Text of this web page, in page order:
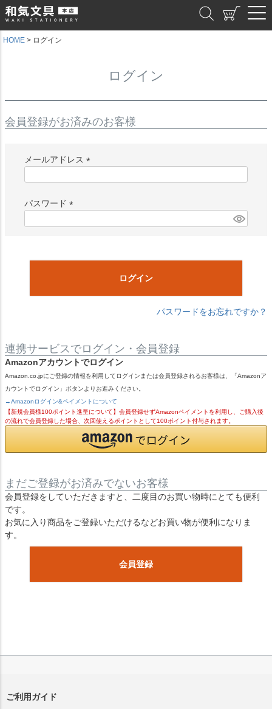
HOME ログイン
ログイン
会員登録がお済みのお客様
メールアドレス
)
パスワード
)
ログイン
パスワードをお忘れですか？
連携サービスでログイン・会員登録
Amazonアカウントでログイン
Amazon.co.jpにご登録の情報を利用してログインまたは会員登録されるお客様は、「Amazonア
カウントでログイン」ボタンよりお進みください。
→Amazonログイン&ペイメントについて
【新規会員様100ポイント進呈について】会員登録せずAmazonペイメントを利用し、ご購入後
の流れで会員登録した場合、次回使えるポイントとして100ポイント付与されます。
まだご登録がお済みでないお客様
会員登録をしていただきますと、二度目のお買い物時にとても便利
です。
お気に入り商品をご登録いただけるなどお買い物が便利になりま
す。
会員登録
ご利用ガイド